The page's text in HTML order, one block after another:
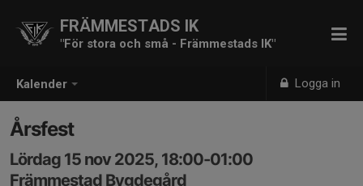
Kalender Logga in
FRÄMMESTADS IK
"För stora och små - Främmestads IK"
Årsfest
Lördag 15 nov 2025, 18:00-01:00
Främmestad Bygdegård